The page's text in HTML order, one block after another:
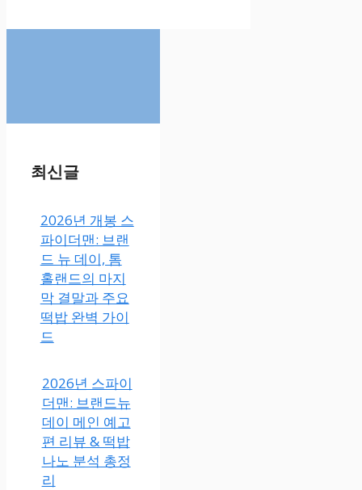
최신글
2026년 개봉 스
파이더맨: 브랜
드 뉴 데이, 톰
홀랜드의 마지
막 결말과 주요
떡밥 완벽 가이
드
2026년 스파이
더맨: 브랜드뉴
데이 메인 예고
편 리뷰 & 떡밥
나노 분석 총정
리